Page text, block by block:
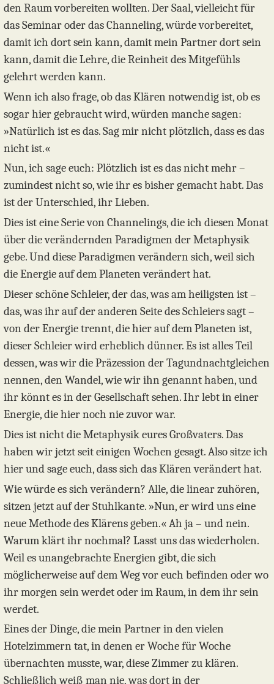
den Raum vorbereiten wollten. Der Saal, vielleicht für
das Seminar oder das Channeling, würde vorbereitet,
damit ich dort sein kann, damit mein Partner dort sein
kann, damit die Lehre, die Reinheit des Mitgefühls
gelehrt werden kann.
Wenn ich also frage, ob das Klären notwendig ist, ob es
sogar hier gebraucht wird, würden manche sagen:
»Natürlich ist es das. Sag mir nicht plötzlich, dass es das
nicht ist.«
Nun, ich sage euch: Plötzlich ist es das nicht mehr –
zumindest nicht so, wie ihr es bisher gemacht habt. Das
ist der Unterschied, ihr Lieben.
Dies ist eine Serie von Channelings, die ich diesen Monat
über die verändernden Paradigmen der Metaphysik
gebe. Und diese Paradigmen verändern sich, weil sich
die Energie auf dem Planeten verändert hat.
Dieser schöne Schleier, der das, was am heiligsten ist –
das, was ihr auf der anderen Seite des Schleiers sagt –
von der Energie trennt, die hier auf dem Planeten ist,
dieser Schleier wird erheblich dünner. Es ist alles Teil
dessen, was wir die Präzession der Tagundnachtgleichen
nennen, den Wandel, wie wir ihn genannt haben, und
ihr könnt es in der Gesellschaft sehen. Ihr lebt in einer
Energie, die hier noch nie zuvor war.
Dies ist nicht die Metaphysik eures Großvaters. Das
haben wir jetzt seit einigen Wochen gesagt. Also sitze ich
hier und sage euch, dass sich das Klären verändert hat.
Wie würde es sich verändern? Alle, die linear zuhören,
sitzen jetzt auf der Stuhlkante. »Nun, er wird uns eine
neue Methode des Klärens geben.« Ah ja – und nein.
Warum klärt ihr nochmal? Lasst uns das wiederholen.
Weil es unangebrachte Energien gibt, die sich
möglicherweise auf dem Weg vor euch befinden oder wo
ihr morgen sein werdet oder im Raum, in dem ihr sein
werdet.
Eines der Dinge, die mein Partner in den vielen
Hotelzimmern tat, in denen er Woche für Woche
übernachten musste, war, diese Zimmer zu klären.
Schließlich weiß man nie, was dort in der